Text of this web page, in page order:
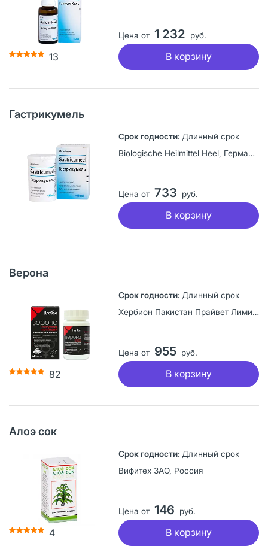
13
Цена от 1 232 руб.
В корзину
Гастрикумель
Длинный срок
Biologische Heilmittel Heel, Германия
Цена от 733 руб.
В корзину
Верона
82
Длинный срок
Хербион Пакистан Прайвет Лимитед, Пакистан
Цена от 955 руб.
В корзину
Алоэ сок
4
Длинный срок
Вифитех ЗАО, Россия
Цена от 146 руб.
В корзину